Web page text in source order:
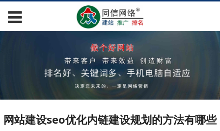
网站建设seo优化内链建设规划的方法有哪些